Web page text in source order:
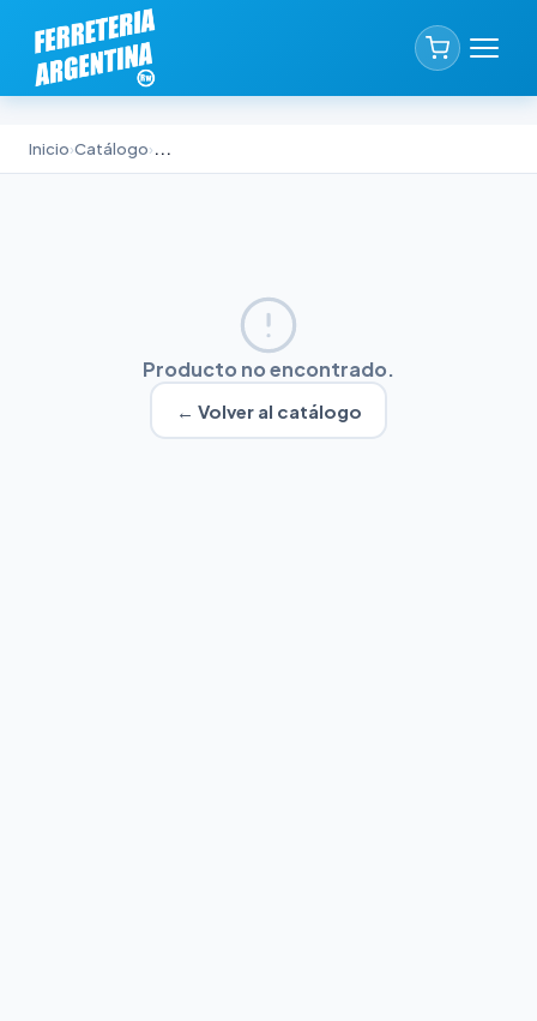
Inicio›Catálogo›...
Producto no encontrado.
← Volver al catálogo